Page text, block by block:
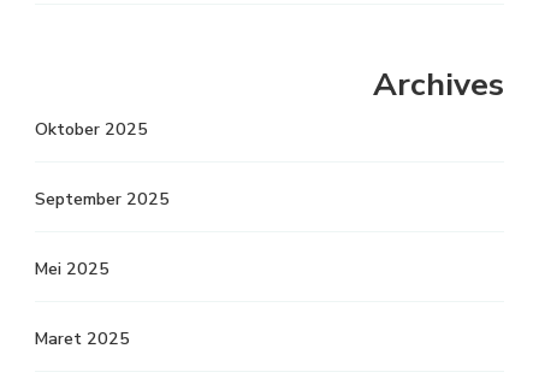
Archives
Oktober 2025
September 2025
Mei 2025
Maret 2025